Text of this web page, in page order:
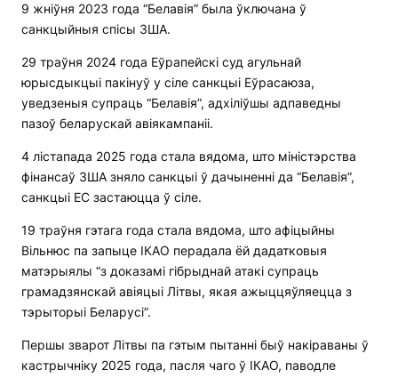
9 жніўня 2023 года “Белавія” была ўключана ў
санкцыйныя спісы ЗША.
29 траўня 2024 года Еўрапейскі суд агульнай
юрысдыкцыі пакінуў у сіле санкцыі Еўрасаюза,
уведзеныя супраць “Белавія”, адхіліўшы адпаведны
пазоў беларускай авіякампаніі.
4 лістапада 2025 года стала вядома, што міністэрства
фінансаў ЗША зняло санкцыі ў дачыненні да “Белавія”,
санкцыі ЕС застаюцца ў сіле.
19 траўня гэтага года стала вядома, што афіцыйны
Вільнюс па запыце ІКАО перадала ёй дадатковыя
матэрыялы “з доказамі гібрыднай атакі супраць
грамадзянскай авіяцыі Літвы, якая ажыццяўляецца з
тэрыторыі Беларусі”.
Першы зварот Літвы па гэтым пытанні быў накіраваны ў
кастрычніку 2025 года, пасля чаго ў ІКАО, паводле